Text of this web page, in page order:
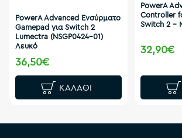
PowerA Advanced Ενσύρματο
Gamepad για Switch 2
Lumectra (NSGP0424-01)
Λευκό
36,50€
ΚΑΛΆΘΙ
PowerA
Controller
Switch 2 –
32,90€